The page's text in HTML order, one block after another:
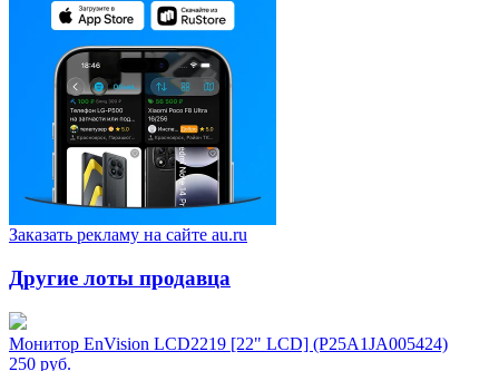
Заказать рекламу на сайте au.ru
Другие лоты продавца
Монитор EnVision LCD2219 [22" LCD] (P25A1JA005424)
250 руб.